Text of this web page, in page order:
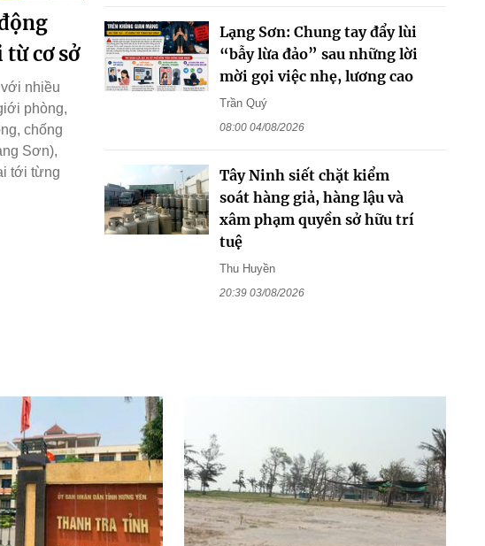
cơ sở
nhiều
phòng,
chống
Sơn),
tới từng
Lạng Sơn: Chung tay đẩy lùi
“bẫy lừa đảo” sau những lời
mời gọi việc nhẹ, lương cao
Trần Quý
08:00 04/08/2026
Tây Ninh siết chặt kiểm
soát hàng giả, hàng lậu và
xâm phạm quyền sở hữu trí
tuệ
Thu Huyền
20:39 03/08/2026